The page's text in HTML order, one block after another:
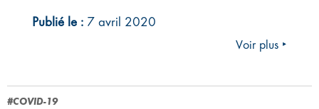
Publié le : 7 avril 2020
Voir plus ‣
#COVID-19